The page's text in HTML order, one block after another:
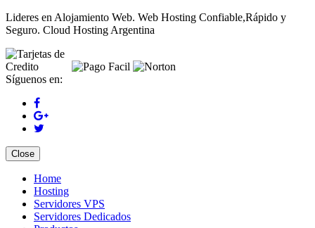
Lideres en Alojamiento Web. Web Hosting Confiable,Rápido y
Seguro. Cloud Hosting Argentina
Síguenos en:
Close
Home
Hosting
Servidores VPS
Servidores Dedicados